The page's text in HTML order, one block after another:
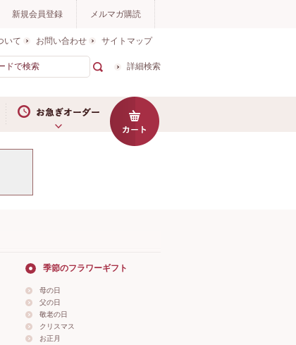
新規会員登録 メルマガ購読
いて お問い合わせ
サイトマップ
詳細検索
季節のフラワーギフト
母の日
父の日
敬老の日
クリスマス
お正月